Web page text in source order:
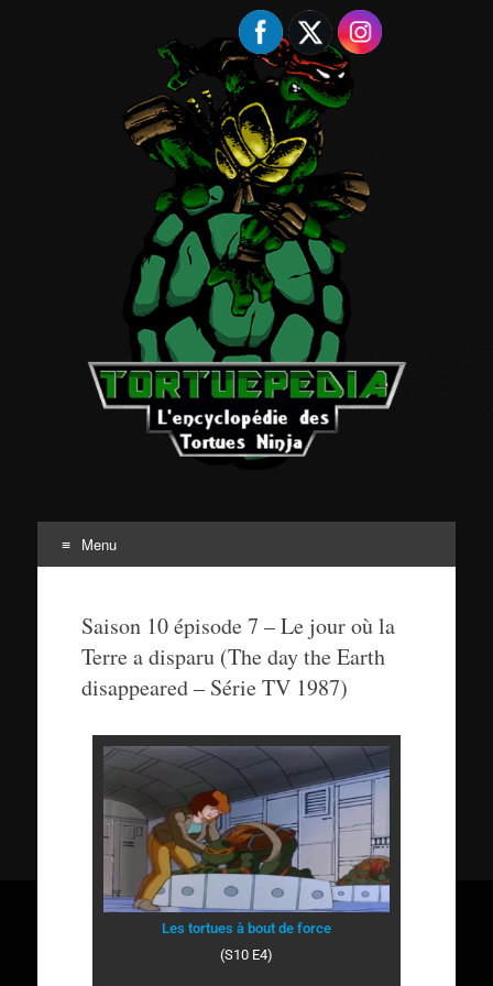
Menu
Saison 10 épisode 7 – Le jour où la
Terre a disparu (The day the Earth
disappeared – Série TV 1987)
Les tortues à bout de force
(S10 E4)